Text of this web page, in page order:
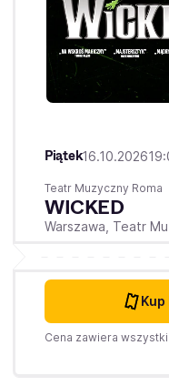
Piątek16.10.2026
Teatr Muzyczny Roma
WICKED
Warszawa, Teatr
Cena zawiera